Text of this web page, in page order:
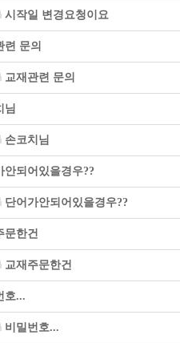
시작일 변경요청이요
련 문의
교재관련 문의
님
손코치님
안되어있을경우??
단어가안되어있을경우??
문한건
교재주문한건
호...
비밀번호...